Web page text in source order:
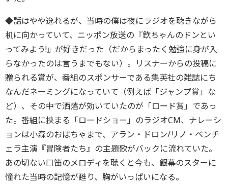
◆話はやや逸れるが、当時の僕は夜にラジオを聴きながら
机に向かっていて、ニッポン放送の『欽ちゃんのドンとい
ってみよう!』が好きだった（だからまったく勉強に身が入
らなかったのは言うまでもない）。リスナーからの投稿に
贈られる賞が、番組のスポンサーである集英社の雑誌にち
なんだネーミングになっていて（例えば「ジャンプ賞」な
ど）、その中で洒落が効いていたのが「ロード賞」であっ
た。番組に挟まる「ロードショー」のラジオCM、ナレーシ
ョンは小森のおばちゃまで、アラン・ドロン/リノ・ベンチ
ェラ主演『冒険者たち』の主題歌がバックに流れていた。
あの切ない口笛のメロディを聴くと今も、銀幕のスターに
憧れた当時の記憶が甦り、胸がいっぱいになる。